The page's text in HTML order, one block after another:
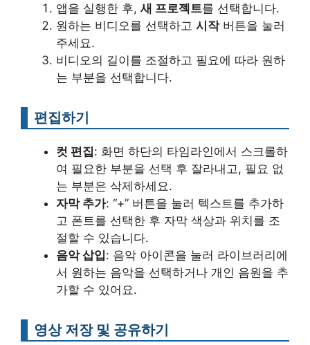
앱을 실행한 후, 새 프로젝트를 선택합니다.
원하는 비디오를 선택하고 시작버튼을 눌러
주세요.
비디오의 길이를 조절하고 필요에 따라 원하
는 부분을 선택합니다.
편집하기
컷 편집: 화면 하단의 타임라인에서 스크롤하
여 필요한 부분을 선택 후 잘라내고, 필요 없
는 부분은 삭제하세요.
자막 추가: “+” 버튼을 눌러 텍스트를 추가하
고 폰트를 선택한 후 자막 색상과 위치를 조
절할 수 있습니다.
음악 삽입: 음악 아이콘을 눌러 라이브러리에
서 원하는 음악을 선택하거나 개인 음원을 추
가할 수 있어요.
영상 저장 및 공유하기